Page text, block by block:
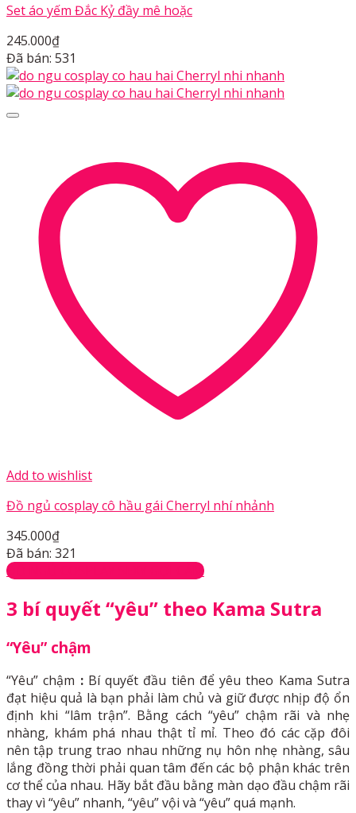
Set áo yếm Đắc Kỷ đầy mê hoặc
245.000₫
Đã bán: 531
Add to wishlist
Đồ ngủ cosplay cô hầu gái Cherryl nhí nhảnh
345.000₫
Đã bán: 321
ĐỒ NGỦ COSPLAY SEXY GỢI CẢM
3 bí quyết “yêu” theo Kama Sutra
“Yêu” chậm
“Yêu” chậm :Bí quyết đầu tiên để yêu theo Kama Sutra
đạt hiệu quả là bạn phải làm chủ và giữ được nhịp độ ổn
định khi “lâm trận”. Bằng cách “yêu” chậm rãi và nhẹ
nhàng, khám phá nhau thật tỉ mỉ. Theo đó các cặp đôi
nên tập trung trao nhau những nụ hôn nhẹ nhàng, sâu
lắng đồng thời phải quan tâm đến các bộ phận khác trên
cơ thể của nhau. Hãy bắt đầu bằng màn dạo đầu chậm rãi
thay vì “yêu” nhanh, “yêu” vội và “yêu” quá mạnh.